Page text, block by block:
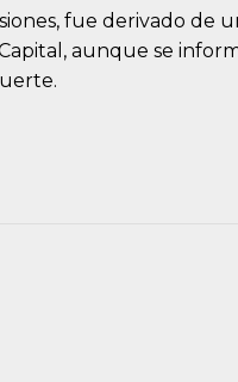
fue derivado de
aunque se